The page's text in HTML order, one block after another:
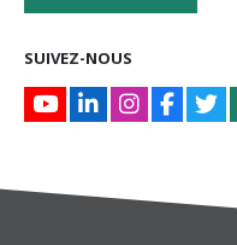
SUIVEZ-NOUS